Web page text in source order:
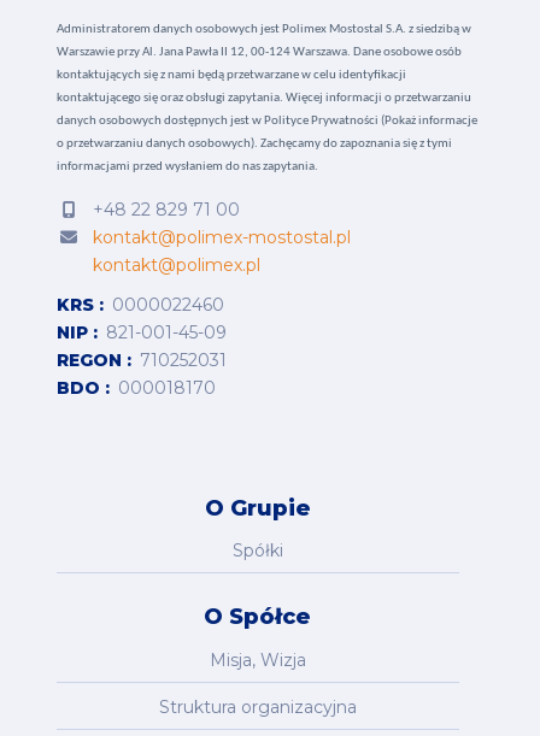
Administratorem danych osobowych jest Polimex Mostostal S.A. z siedzibą w
Warszawie przy Al. Jana Pawła II 12, 00-124 Warszawa. Dane osobowe osób
kontaktujących się z nami będą przetwarzane w celu identyfikacji
kontaktującego się oraz obsługi zapytania. Więcej informacji o przetwarzaniu
danych osobowych dostępnych jest w Polityce Prywatności (Pokaż informacje
o przetwarzaniu danych osobowych). Zachęcamy do zapoznania się z tymi
informacjami przed wysłaniem do nas zapytania.
+48 22 829 71 00
kontakt@polimex-mostostal.pl
kontakt@polimex.pl
KRS
0000022460
NIP
821-001-45-09
REGON
710252031
BDO
000018170
O Grupie
Spółki
O Spółce
Misja, Wizja
Struktura organizacyjna